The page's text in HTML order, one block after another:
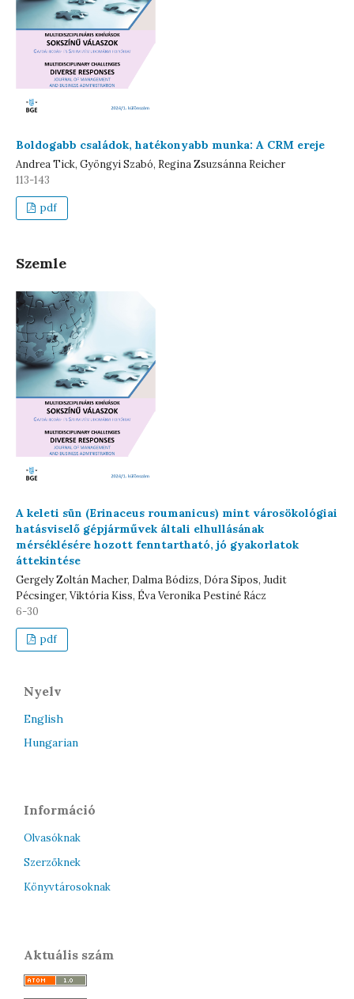
Boldogabb családok, hatékonyabb munka: A CRM ereje
Andrea Tick, Gyöngyi Szabó, Regina Zsuzsánna Reicher
113-143
pdf
Szemle
A keleti sün (Erinaceus roumanicus) mint városökológiai
hatásviselő gépjárművek általi elhullásának
mérséklésére hozott fenntartható, jó gyakorlatok
áttekintése
Gergely Zoltán Macher, Dalma Bódizs, Dóra Sipos, Judit
Pécsinger, Viktória Kiss, Éva Veronika Pestiné Rácz
6-30
pdf
Nyelv
English
Hungarian
Információ
Olvasóknak
Szerzőknek
Könyvtárosoknak
Aktuális szám